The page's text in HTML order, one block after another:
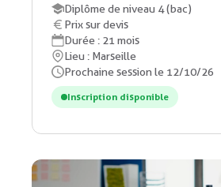
Diplôme de niveau 4 (bac)
Prix sur devis
Durée : 21 mois
Lieu : Marseille
Prochaine session le 12/10/26
Inscription disponible